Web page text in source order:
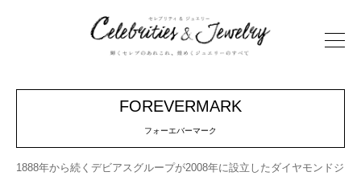
FOREVERMARK
フォーエバーマーク
1888年から続くデビアスグループが2008年に設立したダイヤモンドジ